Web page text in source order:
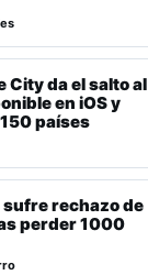
City da el salto al
en iOS y
países
rechazo de
perder 1000